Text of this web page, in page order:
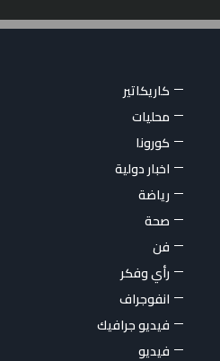
كاريكاتير
محليات
كورونا
اخبار دولية
رياضة
صحة
فن
رأي وفكر
انفوجراف
فيديو جرافيك
فيديو